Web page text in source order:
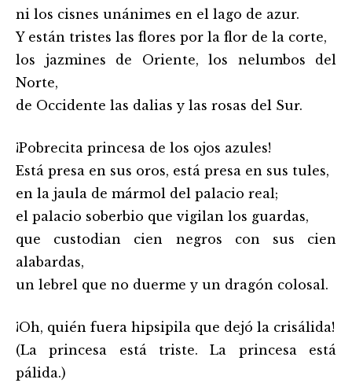
ni los cisnes unánimes en el lago de azur.
Y están tristes las flores por la flor de la corte,
los jazmines de Oriente, los nelumbos del
Norte,
de Occidente las dalias y las rosas del Sur.
¡Pobrecita princesa de los ojos azules!
Está presa en sus oros, está presa en sus tules,
en la jaula de mármol del palacio real;
el palacio soberbio que vigilan los guardas,
que custodian cien negros con sus cien
alabardas,
un lebrel que no duerme y un dragón colosal.
¡Oh, quién fuera hipsipila que dejó la crisálida!
(La princesa está triste. La princesa está
pálida.)